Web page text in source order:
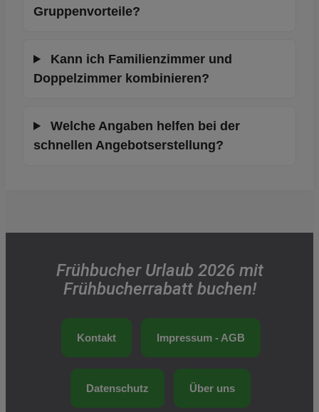
Gruppenvorteile?
Kann ich Familienzimmer und
Doppelzimmer kombinieren?
Welche Angaben helfen bei der
schnellen Angebotserstellung?
Frühbucher Urlaub 2026 mit
Frühbucherrabatt buchen!
Kontakt Impressum - AGB
Datenschutz Über uns